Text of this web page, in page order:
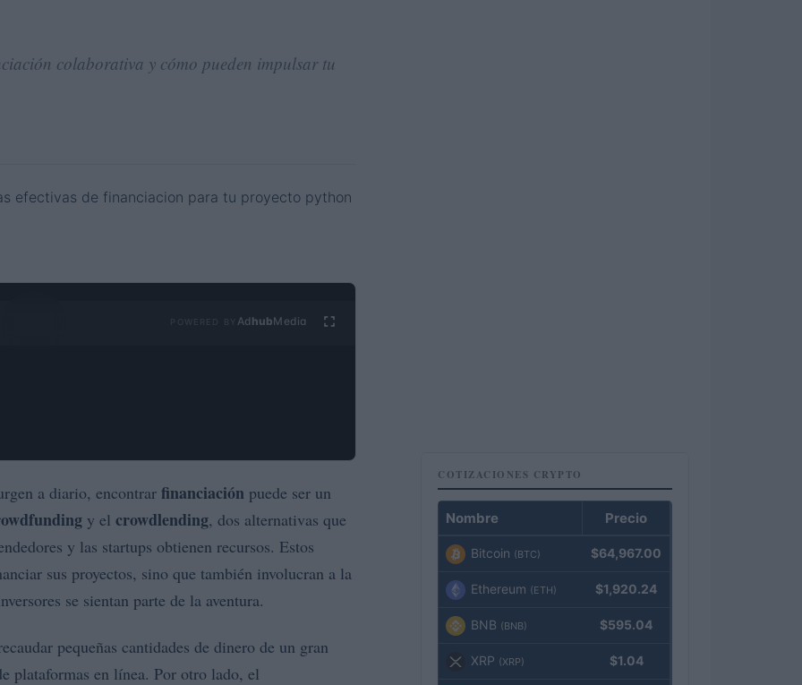
colaborativa y cómo pueden impulsar tu
Ad hubMedia
a diario, encontrar financiación puede ser un
y el crowdlending, dos alternativas que
y las startups obtienen recursos. Estos
sus proyectos, sino que también involucran a la
se sientan parte de la aventura.
pequeñas cantidades de dinero de un gran
plataformas en línea. Por otro lado, el
COTIZACIONES CRYPTO
Nombre Precio
Bitcoin (BTC) $64,967.00
Ethereum (ETH) $1,920.24
BNB (BNB) $595.04
XRP (XRP) $1.04